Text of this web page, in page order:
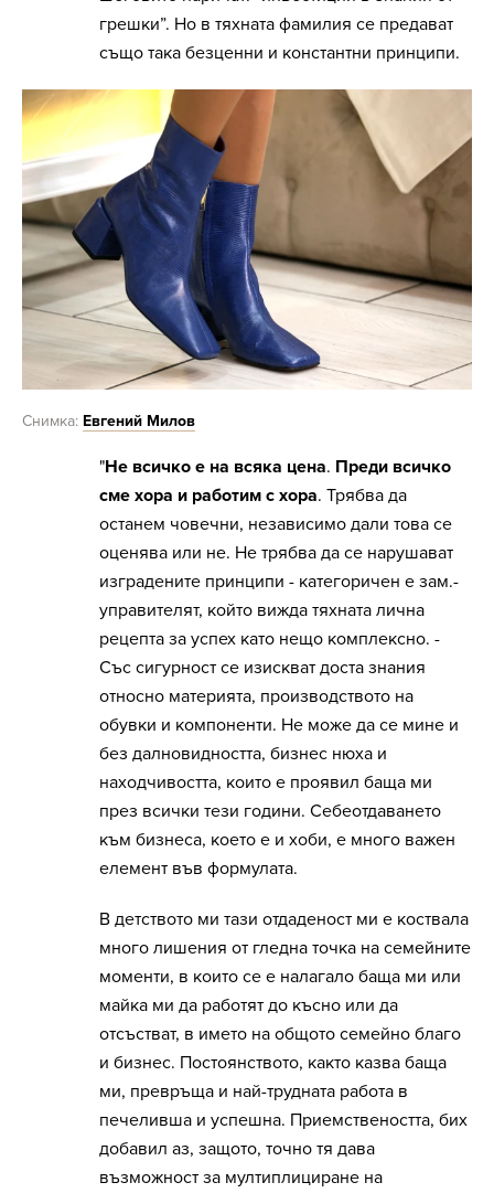
грешки”. Но в тяхната фамилия се предават
също така безценни и константни принципи.
Снимка: Евгений Милов
"Не всичко е на всяка цена. Преди всичко
сме хора и работим с хора. Трябва да
останем човечни, независимо дали това се
оценява или не. Не трябва да се нарушават
изградените принципи - категоричен е зам.-
управителят, който вижда тяхната лична
рецепта за успех като нещо комплексно. -
Със сигурност се изискват доста знания
относно материята, производството на
обувки и компоненти. Не може да се мине и
без далновидността, бизнес нюха и
находчивостта, които е проявил баща ми
през всички тези години. Себеотдаването
към бизнеса, което е и хоби, е много важен
елемент във формулата.
В детството ми тази отдаденост ми е коствала
много лишения от гледна точка на семейните
моменти, в които се е налагало баща ми или
майка ми да работят до късно или да
отсъстват, в името на общото семейно благо
и бизнес. Постоянството, както казва баща
ми, превръща и най-трудната работа в
печеливша и успешна. Приемствеността, бих
добавил аз, защото, точно тя дава
възможност за мултиплициране на